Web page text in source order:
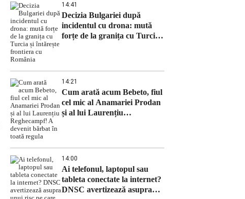
14:41
Decizia Bulgariei după
incidentul cu drona: mută
forțe de la granița cu Turcia
14:21
Cum arată acum Bebeto, fiul
cel mic al Anamariei Prodan
și al lui Laurențiu
14:00
Ai telefonul, laptopul sau
tableta conectate la internet?
DNSC avertizează asupra